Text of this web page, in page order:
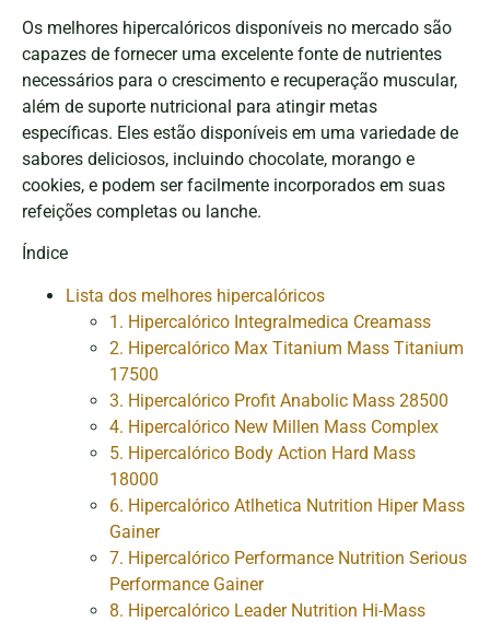
Os melhores hipercalóricos disponíveis no mercado são
capazes de fornecer uma excelente fonte de nutrientes
necessários para o crescimento e recuperação muscular,
além de suporte nutricional para atingir metas
específicas. Eles estão disponíveis em uma variedade de
sabores deliciosos, incluindo chocolate, morango e
cookies, e podem ser facilmente incorporados em suas
refeições completas ou lanche.
Índice
Lista dos melhores hipercalóricos
1. Hipercalórico Integralmedica Creamass
2. Hipercalórico Max Titanium Mass Titanium
17500
3. Hipercalórico Profit Anabolic Mass 28500
4. Hipercalórico New Millen Mass Complex
5. Hipercalórico Body Action Hard Mass
18000
6. Hipercalórico Atlhetica Nutrition Hiper Mass
Gainer
7. Hipercalórico Performance Nutrition Serious
Performance Gainer
8. Hipercalórico Leader Nutrition Hi-Mass